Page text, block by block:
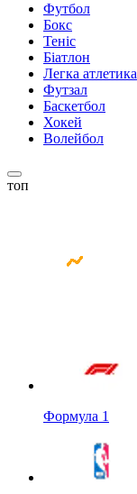
Футбол
Бокс
Теніс
Біатлон
Легка атлетика
Футзал
Баскетбол
Хокей
Волейбол
топ
Формула 1